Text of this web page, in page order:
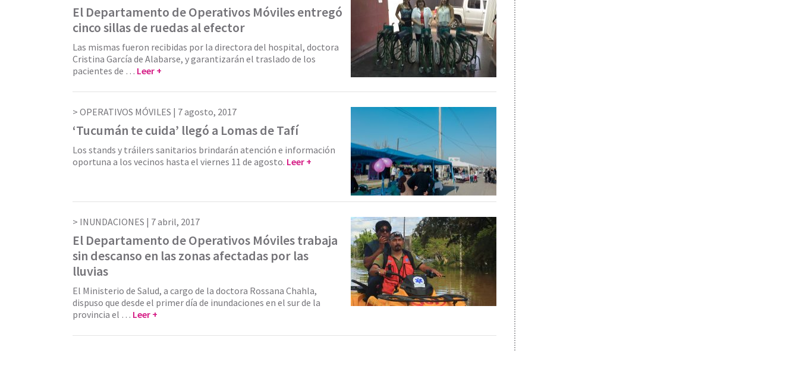
El Departamento de Operativos Móviles entregó
cinco sillas de ruedas al efector
Las mismas fueron recibidas por la directora del hospital, doctora
Cristina García de Alabarse, y garantizarán el traslado de los
pacientes de … Leer +
OPERATIVOS MÓVILES | 7 agosto, 2017
‘Tucumán te cuida’ llegó a Lomas de Tafí
Los stands y tráilers sanitarios brindarán atención e información
oportuna a los vecinos hasta el viernes 11 de agosto. Leer +
INUNDACIONES | 7 abril, 2017
El Departamento de Operativos Móviles trabaja
sin descanso en las zonas afectadas por las
lluvias
El Ministerio de Salud, a cargo de la doctora Rossana Chahla,
dispuso que desde el primer día de inundaciones en el sur de la
provincia el … Leer +